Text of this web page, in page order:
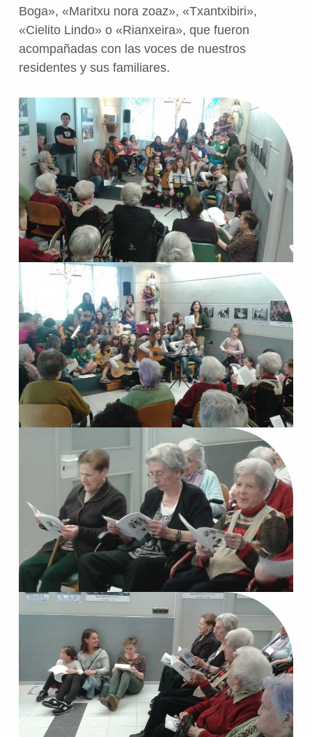
Boga», «Maritxu nora zoaz», «Txantxibiri»,
«Cielito Lindo» o «Rianxeira», que fueron
acompañadas con las voces de nuestros
residentes y sus familiares.